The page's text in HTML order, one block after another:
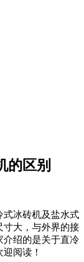
的区别
冰砖机及盐水式
寸大，与外界的接
介绍的是关于直冷
阅读！